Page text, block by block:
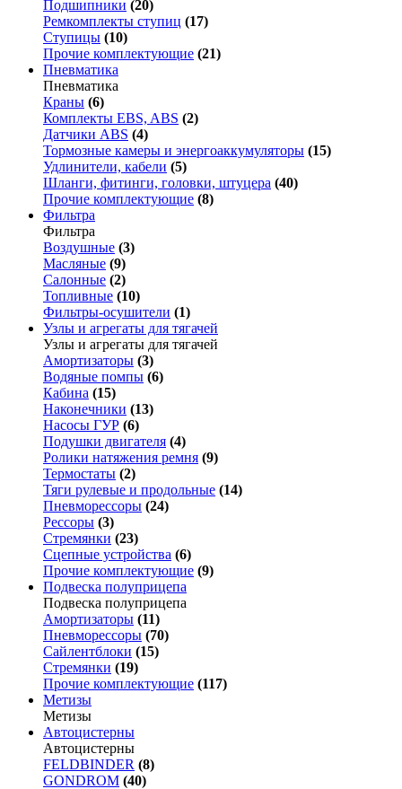
Подшипники (20)
Ремкомплекты ступиц (17)
Ступицы (10)
Прочие комплектующие (21)
Пневматика
Пневматика
Краны (6)
Комплекты EBS, ABS (2)
Датчики ABS (4)
Тормозные камеры и энергоаккумуляторы (15)
Удлинители, кабели (5)
Шланги, фитинги, головки, штуцера (40)
Прочие комплектующие (8)
Фильтра
Фильтра
Воздушные (3)
Масляные (9)
Салонные (2)
Топливные (10)
Фильтры-осушители (1)
Узлы и агрегаты для тягачей
Узлы и агрегаты для тягачей
Амортизаторы (3)
Водяные помпы (6)
Кабина (15)
Наконечники (13)
Насосы ГУР (6)
Подушки двигателя (4)
Ролики натяжения ремня (9)
Термостаты (2)
Тяги рулевые и продольные (14)
Пневморессоры (24)
Рессоры (3)
Стремянки (23)
Сцепные устройства (6)
Прочие комплектующие (9)
Подвеска полуприцепа
Подвеска полуприцепа
Амортизаторы (11)
Пневморессоры (70)
Сайлентблоки (15)
Стремянки (19)
Прочие комплектующие (117)
Метизы
Метизы
Автоцистерны
Автоцистерны
FELDBINDER (8)
GONDROM (40)